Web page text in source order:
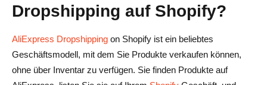
Bestellt Shopify automatisch bei AliExpress?
Wie viel kostet es, Shopify Dropshipping zu starten?
Dropshipping auf Shopify?
AliExpress Dropshipping on Shopify ist ein beliebtes
Geschäftsmodell, mit dem Sie Produkte verkaufen können,
ohne über Inventar zu verfügen. Sie finden Produkte auf